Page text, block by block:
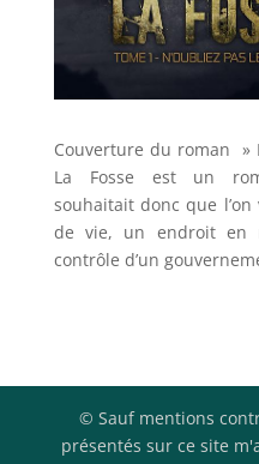
Couverture du roman »
La Fosse est un
souhaitait donc que
de vie, un endroit en
contrôle d’un
© Sauf mentions
présentés sur ce site